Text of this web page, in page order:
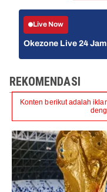
Live Now
Okezone Live 24 Jam